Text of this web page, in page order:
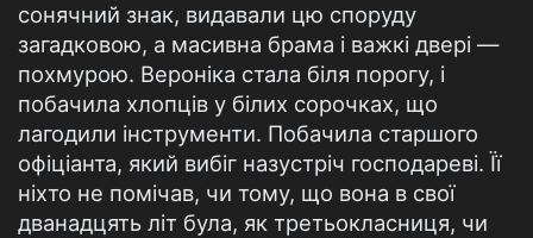
сонячний знак, видавали цю споруду
загадковою, а масивна брама і важкі двері —
похмурою. Вероніка стала біля порогу, і
побачила хлопців у білих сорочках, що
лагодили інструменти. Побачила старшого
офіціанта, який вибіг назустріч господареві. Її
ніхто не помічав, чи тому, що вона в свої
дванадцять літ була, як третьокласниця, чи